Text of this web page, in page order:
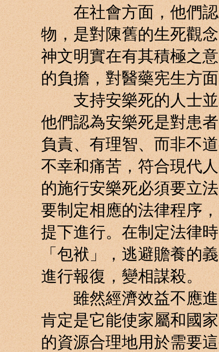
在社會方面，他們認
物，是對陳舊的生死觀
神文明實在有其積極之
的負擔，對醫藥宪生方
支持安樂死的人士並
他們認為安樂死是對患
負責、有理智、而非不
不幸和痛苦，符合現代
的施行安樂死必須要立
要制定相應的法律程序
提下進行。在制定法律
「包袱」，逃避贍養的
進行報復，變相謀殺。
雖然經濟效益不應進
肯定是它能使家屬和國
的資源合理地用於需要